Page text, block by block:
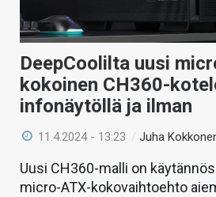
DeepCoolilta uusi
kokoinen CH360-
infonäytöllä ja ilman
11.4.2024 - 13:23 /Juha
Uusi CH360-malli on
micro-ATX-kokovaihtoehto